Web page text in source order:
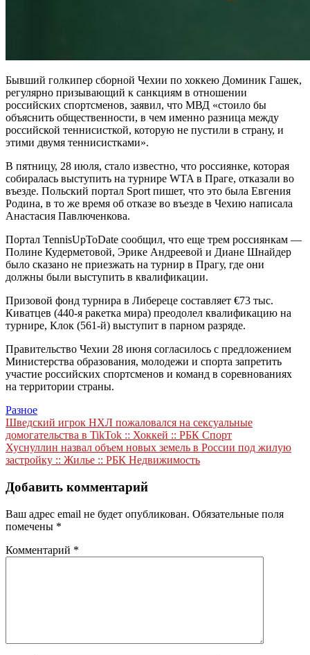
Бывший голкипер сборной Чехии по хоккею Доминик Гашек,
регулярно призывающий к санкциям в отношении
российских спортсменов, заявил, что МВД «стоило бы
объяснить общественности, в чем именно разница между
российской теннисисткой, которую не пустили в страну, и
этими двумя теннисистками».
В пятницу, 28 июля, стало известно, что россиянке, которая
собиралась выступить на турнире WTA в Праге, отказали во
въезде. Польский портал Sport пишет, что это была Евгения
Родина, в то же время об отказе во въезде в Чехию написала
Анастасия Павлюченкова.
Портал TennisUpToDate сообщил, что еще трем россиянкам —
Полине Кудерметовой, Эрике Андреевой и Диане Шнайдер
было сказано не приезжать на турнир в Прагу, где они
должны были выступить в квалификации.
Призовой фонд турнира в Либереце составляет €73 тыс.
Киватцев (440-я ракетка мира) преодолел квалификацию на
турнире, Клок (561-й) выступит в парном разряде.
Правительство Чехии 28 июня согласилось с предложением
Министерства образования, молодежи и спорта запретить
участие российских спортсменов и команд в соревнованиях
на территории страны.
Разное
Навигация
по
записям
Шведский игрок НХЛ пожаловался на сексуальные
домогательства в TikTok :: Хоккей :: РБК Спорт
Хуснуллин назвал объем новых земель в России под жилую
застройку :: Жилье :: РБК Недвижимость
Добавить комментарий
Ваш адрес email не будет опубликован. Обязательные поля
помечены *
Комментарий *